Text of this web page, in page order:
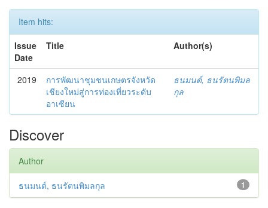
Item hits:
Issue
Date
Title Author(s)
2019
การพัฒนาชุมชนเกษตรจังหวัด
เชียงใหม่สู่การท่องเที่ยวระดับ
อาเซียน
ธนมนต์, ธนรัตนพิมล
กุล
Discover
Author
1
ธนมนต์, ธนรัตนพิมลกุล